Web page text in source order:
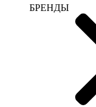
БРЕНДЫ